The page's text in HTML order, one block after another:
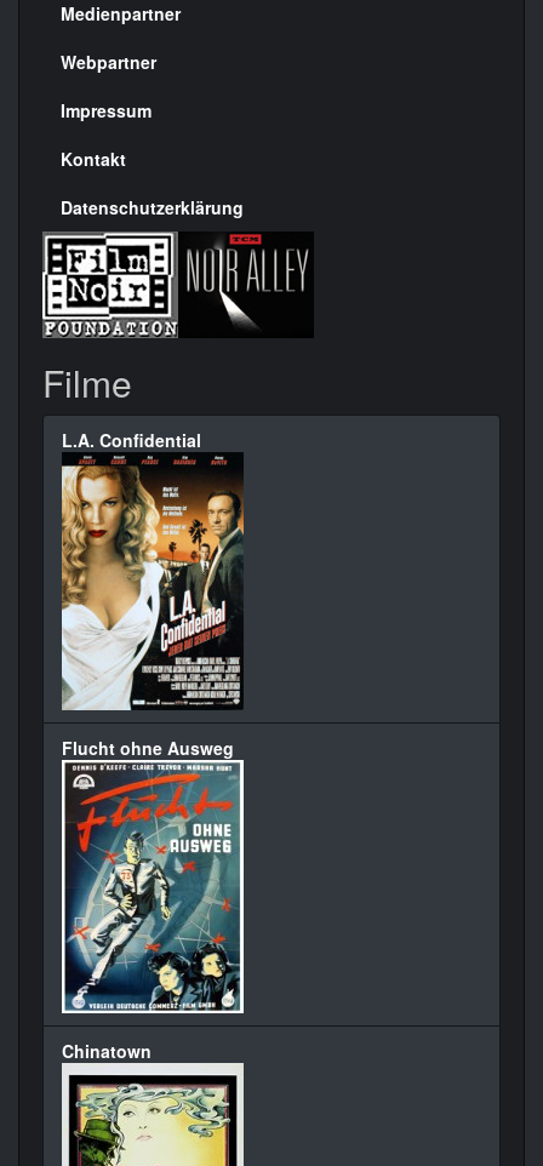
Menülinks
rechte
Seite
Medienpartner
Webpartner
Impressum
Kontakt
Datenschutzerklärung
Filme
L.A. Confidential
Flucht ohne Ausweg
Chinatown